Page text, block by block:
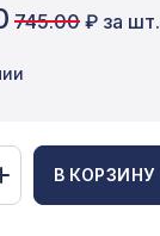
745.00 ₽ за шт.
В КОРЗИНУ